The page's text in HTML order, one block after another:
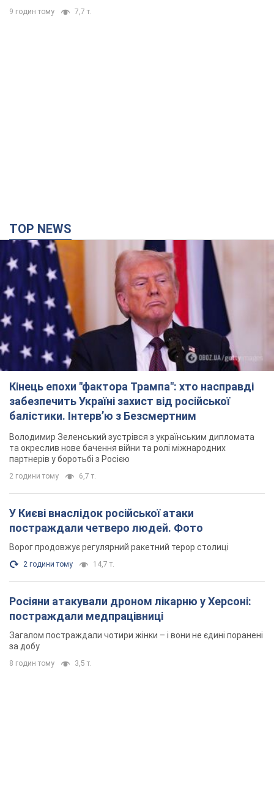
9 годин тому 7,7 т.
TOP NEWS
Кінець епохи "фактора Трампа": хто насправді
забезпечить Україні захист від російської
балістики. Інтерв’ю з Безсмертним
Володимир Зеленський зустрівся з українським дипломата
та окреслив нове бачення війни та ролі міжнародних
партнерів у боротьбі з Росією
2 години тому 6,7 т.
У Києві внаслідок російської атаки
постраждали четверо людей. Фото
Ворог продовжує регулярний ракетний терор столиці
2 години тому 14,7 т.
Росіяни атакували дроном лікарню у Херсоні:
постраждали медпрацівниці
Загалом постраждали чотири жінки – і вони не єдині поранені
за добу
8 годин тому 3,5 т.